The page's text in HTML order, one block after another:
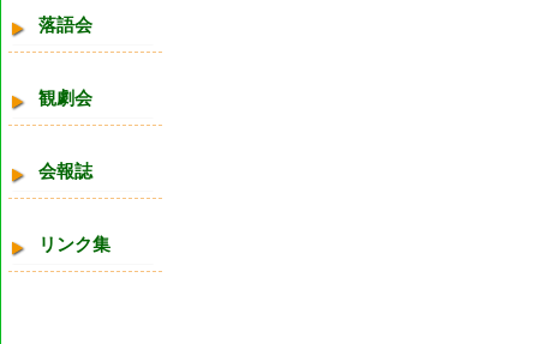
落語会
観劇会
会報誌
リンク集